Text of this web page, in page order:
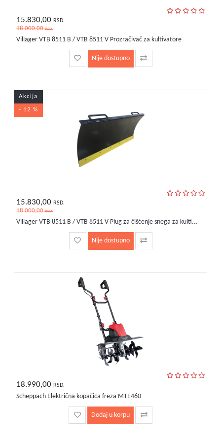
15.830,00 RSD.
18.000,00RSD.
Villager VTB 8511 B / VTB 8511 V Prozračivač za kultivatore
Nije dostupno
Akcija
- 12 %
15.830,00 RSD.
18.000,00RSD.
Villager VTB 8511 B / VTB 8511 V Plug za čišćenje snega za kulti...
Nije dostupno
18.990,00 RSD.
Scheppach Električna kopačica freza MTE460
Dodaj u korpu